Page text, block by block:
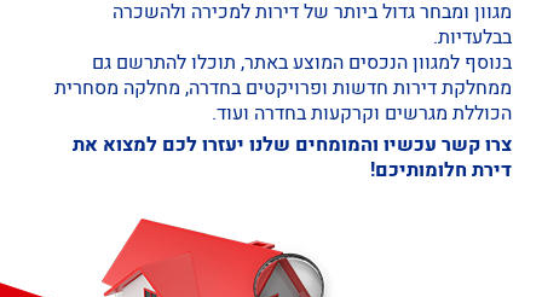
מגוון ומבחר גדול ביותר של דירות למכירה ולהשכרה
בבלעדיות.
בנוסף למגוון הנכסים המוצע באתר, תוכלו להתרשם גם
ממחלקתדירות חדשות ופרויקטים בחדרה, מחלקה מסחרית
הכוללת מגרשים וקרקעות בחדרה ועוד.
צרו קשר עכשיו והמומחים שלנו יעזרו לכם למצוא את
דירת חלומותיכם!